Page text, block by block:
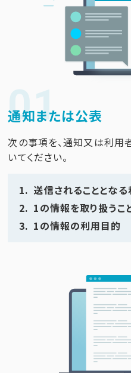
通知または公表
01
次の事項を、通知又は利用
いてください。
送信されることとな
1の情報を取り扱う
1の情報の利用目的